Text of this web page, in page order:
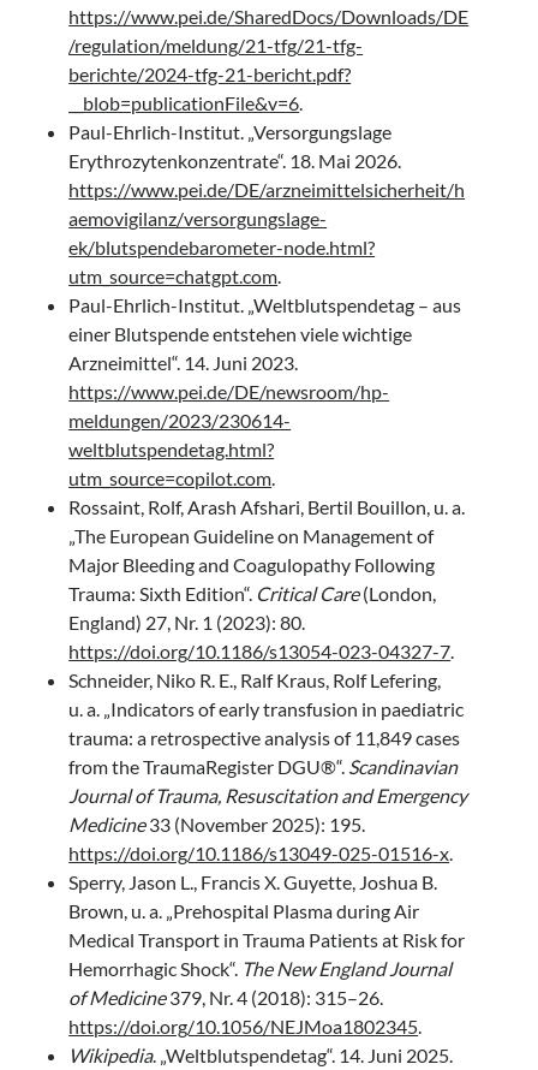
https://www.pei.de/SharedDocs/Downloads/DE
/regulation/meldung/21-tfg/21-tfg-
berichte/2024-tfg-21-bericht.pdf?
__blob=publicationFile&v=6.
Paul-Ehrlich-Institut. „Versorgungslage
Erythrozytenkonzentrate“. 18. Mai 2026.
https://www.pei.de/DE/arzneimittelsicherheit/h
aemovigilanz/versorgungslage-
ek/blutspendebarometer-node.html?
utm_source=chatgpt.com.
Paul-Ehrlich-Institut. „Weltblutspendetag – aus
einer Blutspende entstehen viele wichtige
Arzneimittel“. 14. Juni 2023.
https://www.pei.de/DE/newsroom/hp-
meldungen/2023/230614-
weltblutspendetag.html?
utm_source=copilot.com.
Rossaint, Rolf, Arash Afshari, Bertil Bouillon, u. a.
„The European Guideline on Management of
Major Bleeding and Coagulopathy Following
Trauma: Sixth Edition“. Critical Care(London,
England) 27, Nr. 1 (2023): 80.
https://doi.org/10.1186/s13054-023-04327-7.
Schneider, Niko R. E., Ralf Kraus, Rolf Lefering,
u. a. „Indicators of early transfusion in paediatric
trauma: a retrospective analysis of 11,849 cases
from the TraumaRegister DGU®“. Scandinavian
Journal of Trauma, Resuscitation and Emergency
Medicine33 (November 2025): 195.
https://doi.org/10.1186/s13049-025-01516-x.
Sperry, Jason L., Francis X. Guyette, Joshua B.
Brown, u. a. „Prehospital Plasma during Air
Medical Transport in Trauma Patients at Risk for
Hemorrhagic Shock“. The New England Journal
of Medicine379, Nr. 4 (2018): 315–26.
https://doi.org/10.1056/NEJMoa1802345.
Wikipedia. „Weltblutspendetag“. 14. Juni 2025.